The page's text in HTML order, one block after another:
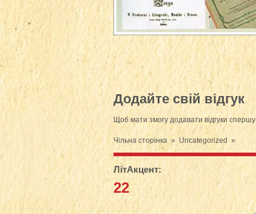
Додайте свій відгук
Щоб мати змогу додавати відгуки спершу
Чільна сторінка » Uncategorized »
ЛітАкцент:
22